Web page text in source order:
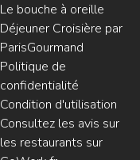
Le bouche à oreille
Déjeuner Croisière par
ParisGourmand
Politique de
confidentialité
Condition d'utilisation
Consultez les avis sur
les restaurants sur